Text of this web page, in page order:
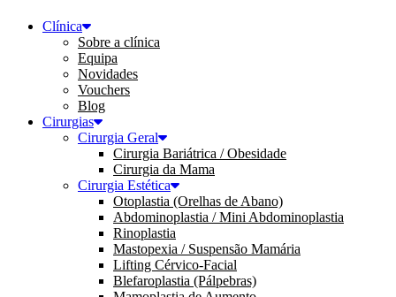
Clínica
Sobre a clínica
Equipa
Novidades
Vouchers
Blog
Cirurgias
Cirurgia Geral
Cirurgia Bariátrica / Obesidade
Cirurgia da Mama
Cirurgia Estética
Otoplastia (Orelhas de Abano)
Abdominoplastia / Mini Abdominoplastia
Rinoplastia
Mastopexia / Suspensão Mamária
Lifting Cérvico-Facial
Blefaroplastia (Pálpebras)